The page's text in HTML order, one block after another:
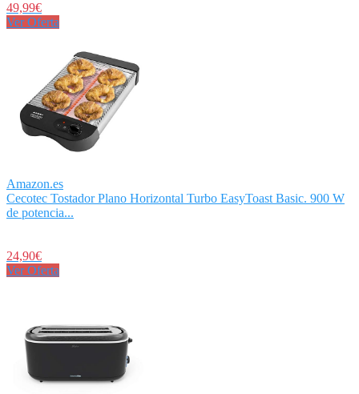
49,99€
Ver Oferta
Amazon.es
Cecotec Tostador Plano Horizontal Turbo EasyToast Basic. 900 W
de potencia...
24,90€
Ver Oferta